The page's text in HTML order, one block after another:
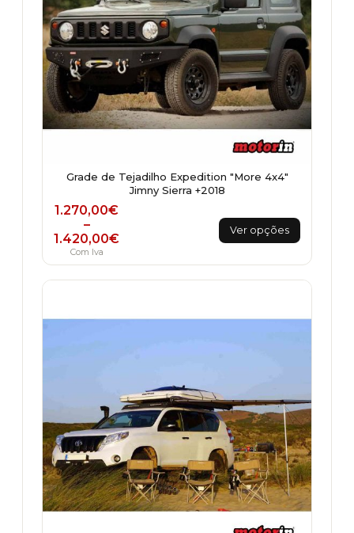
Grade de Tejadilho Expedition "More 4x4"
Jimny Sierra +2018
1.270,00€
–
1.420,00€
Price range: 1.270,00€ through 1.420,00€
Com Iva
Ver opções
This
product
multiple
variants.
product
page